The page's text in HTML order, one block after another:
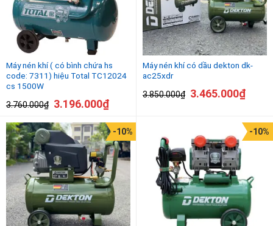
Máy nén khí ( có bình chứa hs
code: 7311) hiệu Total TC12024
cs 1500W
3.760.000₫ 3.196.000₫
Máy nén khí có dầu dekton dk-
ac25xdr
3.850.000₫ 3.465.000₫
-10% -10%